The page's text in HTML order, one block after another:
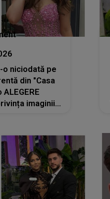
o niciodată pe
din "Casa
imaginii
am cuvinte